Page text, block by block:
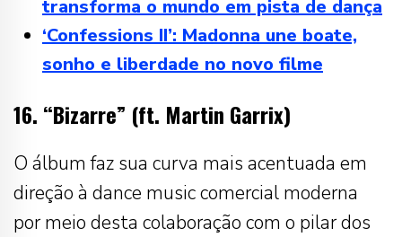
transforma o mundo em pista de dança
‘Confessions II’: Madonna une boate,
sonho e liberdade no novo filme
16. “Bizarre” (ft. Martin Garrix)
O álbum faz sua curva mais acentuada em
direção à dance music comercial moderna
por meio desta colaboração com o pilar dos